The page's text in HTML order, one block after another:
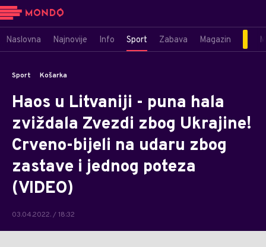
Naslovna Najnovije Info Sport Zabava Magazin
Sport Košarka
Haos u Litvaniji - puna hala
zviždala Zvezdi zbog Ukrajine!
Crveno-bijeli na udaru zbog
zastave i jednog poteza
(VIDEO)
03.04.2022. / 18:32